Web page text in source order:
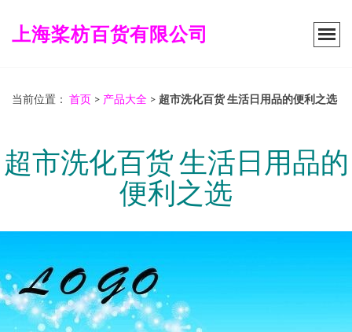
上海桨枋百货有限公司
当前位置： 首页 > 产品大全 > 超市洗化百货 生活日用品的便利之选
超市洗化百货 生活日用品的
便利之选